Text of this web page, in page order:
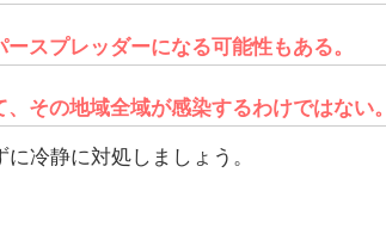
スプレッダーになる可能性もある。
その地域全域が感染するわけではない。
冷静に対処しましょう。